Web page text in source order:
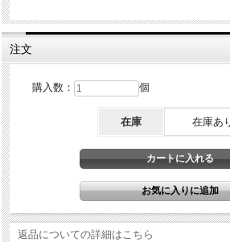
付属品
パッケージ:あり
説明書等:あり
※Zippo本体の底（ボトム）の製造年・月とイ
年・月は、一致しない場合がございます。ス
ずれが生じます(場合によっては数年)。
※当店では真贋確認の上、簡易クリーニング
る状態で販売しておりますが、現状でのお渡
注文
購入数： 個
在庫 在庫あ
返品についての詳細はこちら